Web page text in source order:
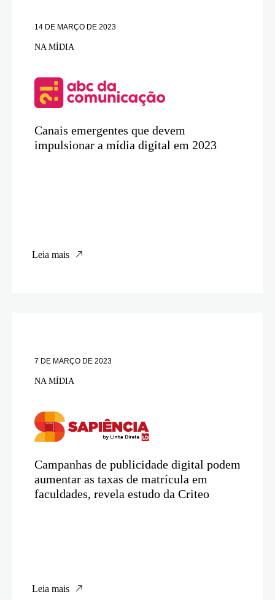
14 DE MARÇO DE 2023
NA MÍDIA
Canais emergentes que devem
impulsionar a mídia digital em 2023
Leia mais
7 DE MARÇO DE 2023
NA MÍDIA
Campanhas de publicidade digital podem
aumentar as taxas de matrícula em
faculdades, revela estudo da Criteo
Leia mais